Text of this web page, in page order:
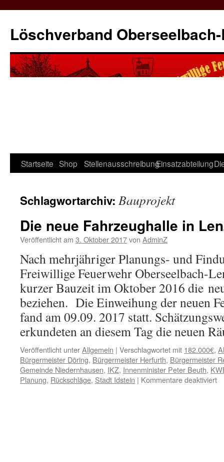
springen
Löschverband
Startseite Shop StellenausschreibungEinsatzabteilung
Schlagwortarchiv: Bauprojekt
Die neue Fahrzeughalle in
Veröffentlicht am 3. Oktober 2017von AdminZ
Nach mehrjähriger Planungs- und
Freiwillige Feuerwehr Oberseelbach-
kurzer Bauzeit im Oktober 2016 die
beziehen. Die Einweihung der neuen
fand am 09.09. 2017 statt.
erkundeten an diesem Tag die neuen
Veröffentlicht unterAllgemein | Verschlagwortet mit 182.000€,
Bürgermeister Döring, Bürgermeister Herfurth, Bürgermeister
Gemeinde Niedernhausen, IKZ, Innenminister Peter Beuth,
Planung, Rückschläge, Stadt Idstein | Kommentare deaktiviert